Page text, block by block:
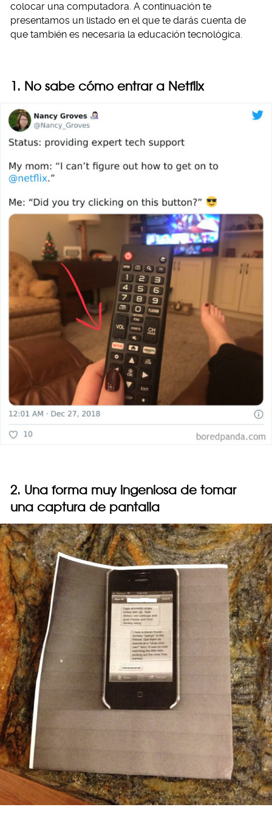
colocar una computadora. A continuación te
presentamos un listado en el que te darás cuenta de
que también es necesaria la educación tecnológica.
1. No sabe cómo entrar a Netflix
2. Una forma muy ingeniosa de tomar
una captura de pantalla